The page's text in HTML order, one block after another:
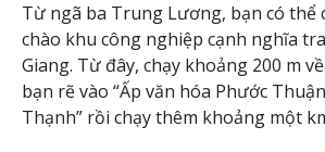
Từ ngã ba Trung Lương, bạn có thể
chào khu công nghiệp cạnh nghĩa
Giang. Từ đây, chạy khoảng 200 m
bạn rẽ vào “Ấp văn hóa Phước
Thạnh” rồi chạy thêm khoảng một